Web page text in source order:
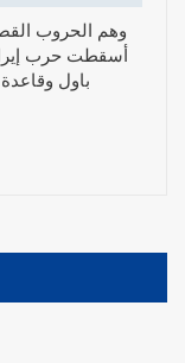
وهم الحروب
أسقطت حرب
باول